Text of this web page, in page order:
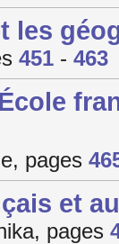
les
451 - 463
pages
et
pages